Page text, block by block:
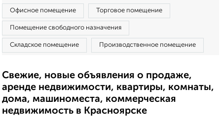
Офисное помещение Торговое помещение
Помещение свободного назначения
Складское помещение Производственное помещение
Свежие, новые объявления о продаже,
аренде недвижимости, квартиры, комнаты,
дома, машиноместа, коммерческая
недвижимость в Красноярске